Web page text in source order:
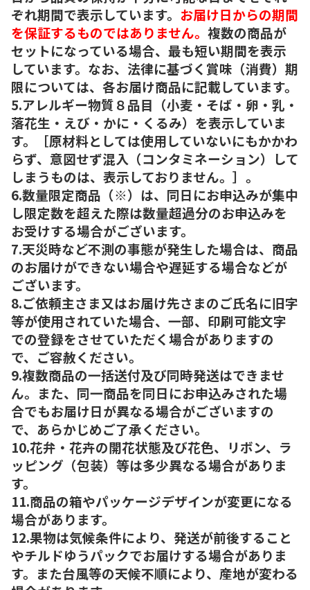
ぞれ期間で表示しています。 お届け日からの期間
を保証するものではありません。 複数の商品が
セットになっている場合、最も短い期間を表示
しています。なお、法律に基づく賞味（消費）期
限については、各お届け商品に記載しています。
5.アレルギー物質８品目（小麦・そば・卵・乳・
落花生・えび・かに・くるみ）を表示していま
す。［原材料としては使用していないにもかかわ
らず、意図せず混入（コンタミネーション）して
しまうものは、表示しておりません。］。
6.数量限定商品（※）は、同日にお申込みが集中
し限定数を超えた際は数量超過分のお申込みを
お受けする場合がございます。
7.天災時など不測の事態が発生した場合は、商品
のお届けができない場合や遅延する場合などが
ございます。
8.ご依頼主さま又はお届け先さまのご氏名に旧字
等が使用されていた場合、一部、印刷可能文字
での登録をさせていただく場合がありますの
で、ご容赦ください。
9.複数商品の一括送付及び同時発送はできませ
ん。また、同一商品を同日にお申込みされた場
合でもお届け日が異なる場合がございますの
で、あらかじめご了承ください。
10.花弁・花卉の開花状態及び花色、リボン、ラ
ッピング（包装）等は多少異なる場合がありま
す。
11.商品の箱やパッケージデザインが変更になる
場合があります。
12.果物は気候条件により、発送が前後すること
やチルドゆうパックでお届けする場合がありま
す。また台風等の天候不順により、産地が変わる